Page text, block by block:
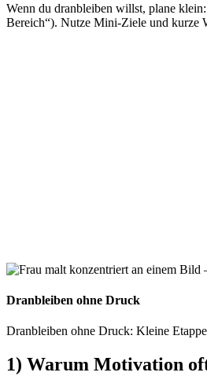
Wenn du dranbleiben willst, plane
Bereich“). Nutze Mini-Ziele und kurze
Dranbleiben ohne Druck
Dranbleiben ohne Druck: Kleine
1) Warum Motivation